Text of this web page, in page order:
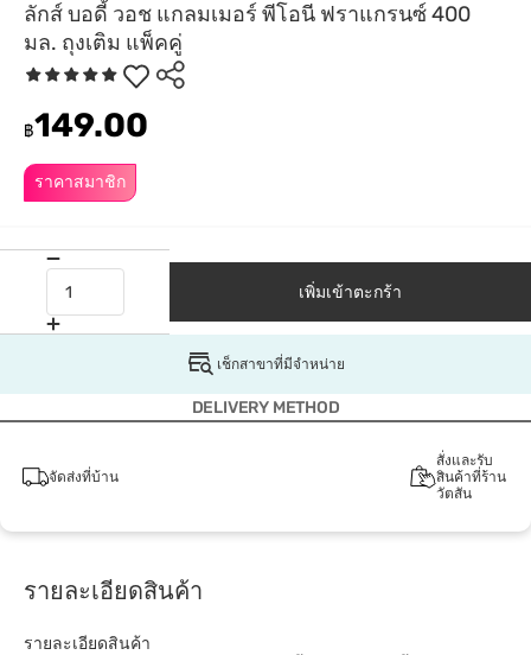
ลักส์ บอดี้ วอช แกลมเมอร์ พีโอนี ฟราแกรนซ์ 400
มล. ถุงเติม แพ็คคู่
ราคาสมาชิก
฿149.00
เพิ่มเข้าตะกร้า
เช็กสาขาที่มีจำหน่าย
DELIVERY METHOD
จัดส่งที่บ้าน
สั่งและรับ
สินค้าที่ร้าน
วัตสัน
รายละเอียดสินค้า
รายละเอียดสินค้า